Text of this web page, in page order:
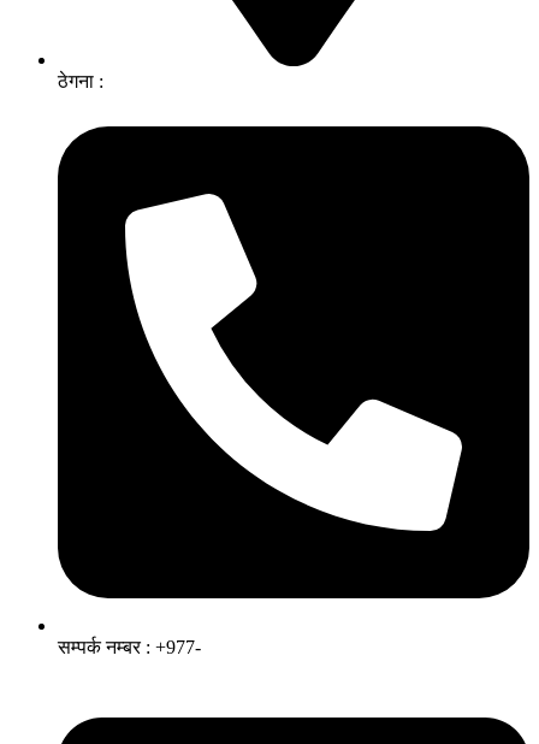
ठेगना :
सम्पर्क नम्बर : +977-